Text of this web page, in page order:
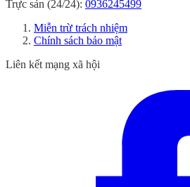
Trực sản (24/24): 0936245499
Miễn trừ trách nhiệm
Chính sách bảo mật
Liên kết mạng xã hội